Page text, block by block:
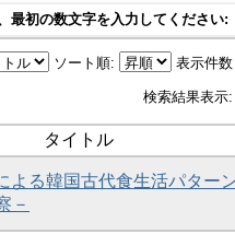
最初の数文字を入力してください:
ソート順: 表示件数
検索結果表示
タイトル
よる韓国古代食生活パター
－